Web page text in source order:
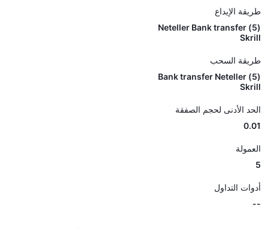
طريقة الإيداع
(5) Neteller Bank transfer
Skrill
طريقة السحب
(5) Bank transfer Neteller
Skrill
الحد الأدنى لحجم الصفقة
0.01
العمولة
5
أدوات التداول
--